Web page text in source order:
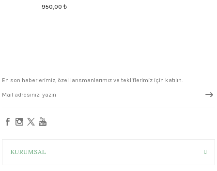
°C
°C
950,00 ₺
En son haberlerimiz, özel lansmanlarımız ve tekliflerimiz için katılın.
KURUMSAL